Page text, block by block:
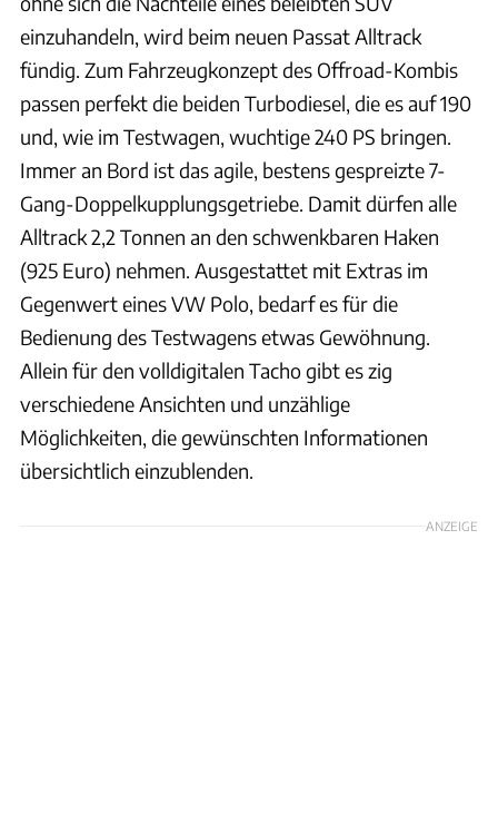
einzuhandeln, wird beim neuen Passat Alltrack
fündig. Zum Fahrzeugkonzept des Offroad-Kombis
passen perfekt die beiden Turbodiesel, die es auf 190
und, wie im Testwagen, wuchtige 240 PS bringen.
Immer an Bord ist das agile, bestens gespreizte 7-
Gang-Doppelkupplungsgetriebe. Damit dürfen alle
Alltrack 2,2 Tonnen an den schwenkbaren Haken
(925 Euro) nehmen. Ausgestattet mit Extras im
Gegenwert eines VW Polo, bedarf es für die
Bedienung des Testwagens etwas Gewöhnung.
Allein für den volldigitalen Tacho gibt es zig
verschiedene Ansichten und unzählige
Möglichkeiten, die gewünschten Informationen
übersichtlich einzublenden.
ANZEIGE